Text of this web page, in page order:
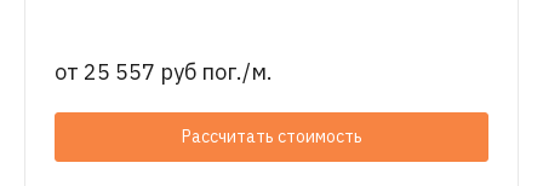
от 25 557 руб пог./м.
Рассчитать стоимость